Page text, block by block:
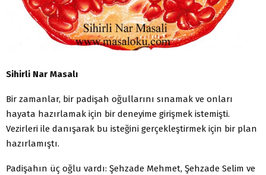
Sihirli Nar Masalı
Bir zamanlar, bir padişah oğullarını sınamak ve onları
hayata hazırlamak için bir deneyime girişmek istemişti.
Vezirleri ile danışarak bu isteğini gerçekleştirmek için bir plan
hazırlamıştı.
Padişahın üç oğlu vardı: Şehzade Mehmet, Şehzade Selim ve